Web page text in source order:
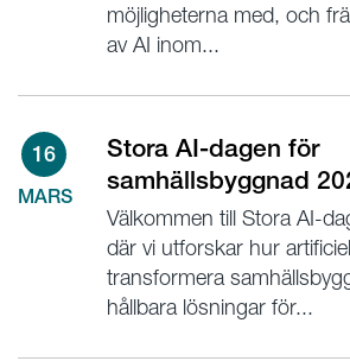
möjligheterna med, och
av AI inom...
16
MARS
Stora AI-dagen för
samhällsbyggnad
Välkommen till Stora AI-
där vi utforskar hur
transformera
hållbara lösningar för...